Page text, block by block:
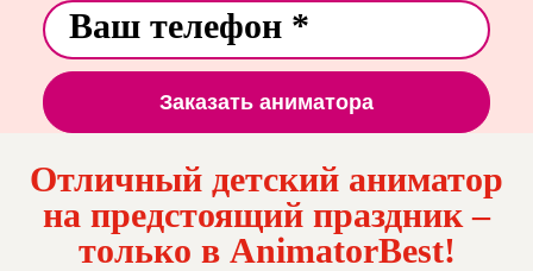
Заказать аниматора
Отличный детский аниматор
на предстоящий праздник –
только в AnimatorBest!